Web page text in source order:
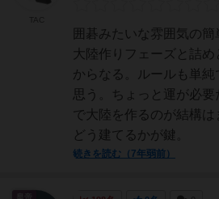
囲碁みたいな雰囲気の
大陸作りフェーズと詰
からなる。ルールも単純
思う。ちょっと運が必
で大陸を作るのが結構
どう建てるかが鍵。
続きを読む（7年弱前）